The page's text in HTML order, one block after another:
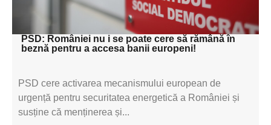
textul pentru subti
PSD: României nu i se poate cere să rămână în
beznă pentru a accesa banii europeni!
PSD cere activarea mecanismului european de
urgență pentru securitatea energetică a României și
susține că menținerea și...